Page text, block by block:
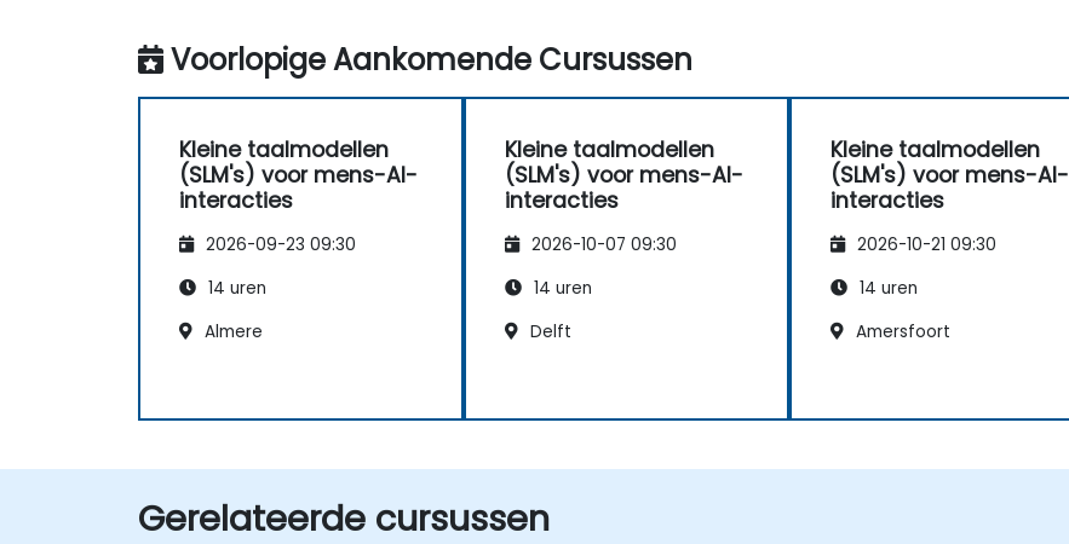
Voorlopige Aankomende Cursussen
Kleine taalmodellen
(SLM's) voor mens-AI-
interacties
2026-09-23 09:30
14 uren
Almere
Kleine taalmodellen
(SLM's) voor mens-AI-
interacties
2026-10-07 09:30
14 uren
Delft
Kleine taalmodellen
(SLM's) voor mens-AI-
interacties
2026-10-21 09:30
14 uren
Amersfoort
Gerelateerde cursussen